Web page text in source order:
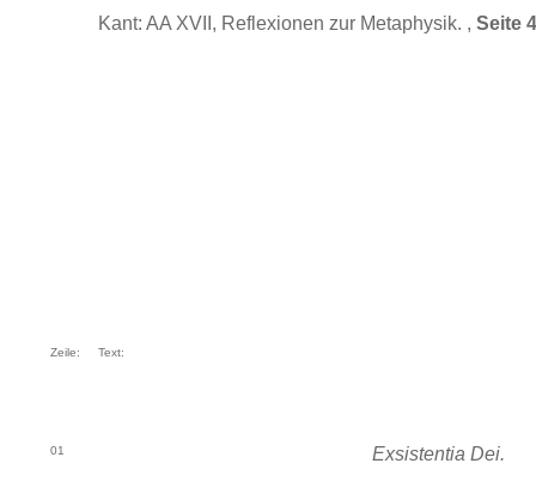
Kant: AA XVII, Reflexionen zur Metaphysik. , Seite
Zeile: Text:
01 Exsistentia Dei.